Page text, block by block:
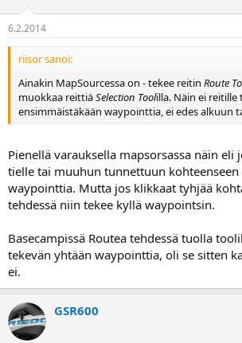
6.2.2014
riisor sanoi:
Ainakin MapSourcessa on - tekee reitin Route
muokkaa reittiäSelection Toolilla. Näin ei reitille
ensimmäistäkään waypointtia, ei edes alkuun
Pienellä varauksella mapsorsassa näin eli
tielle tai muuhun tunnettuun kohteenseen
waypointtia. Mutta jos klikkaat tyhjää
tehdessä niin tekee kyllä waypointsin.
Basecampissä Routea tehdessä tuolla
tekevän yhtään waypointtia, oli se sitten
ei.
GSR600